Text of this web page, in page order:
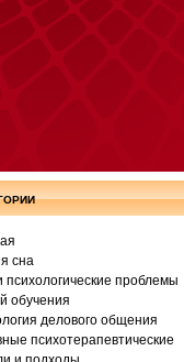
сна
психологические проблемы
обучения
делового общения
психотерапевтические